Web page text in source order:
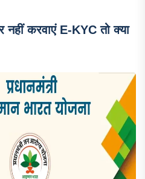
करवाएं E-KYC तो क्या